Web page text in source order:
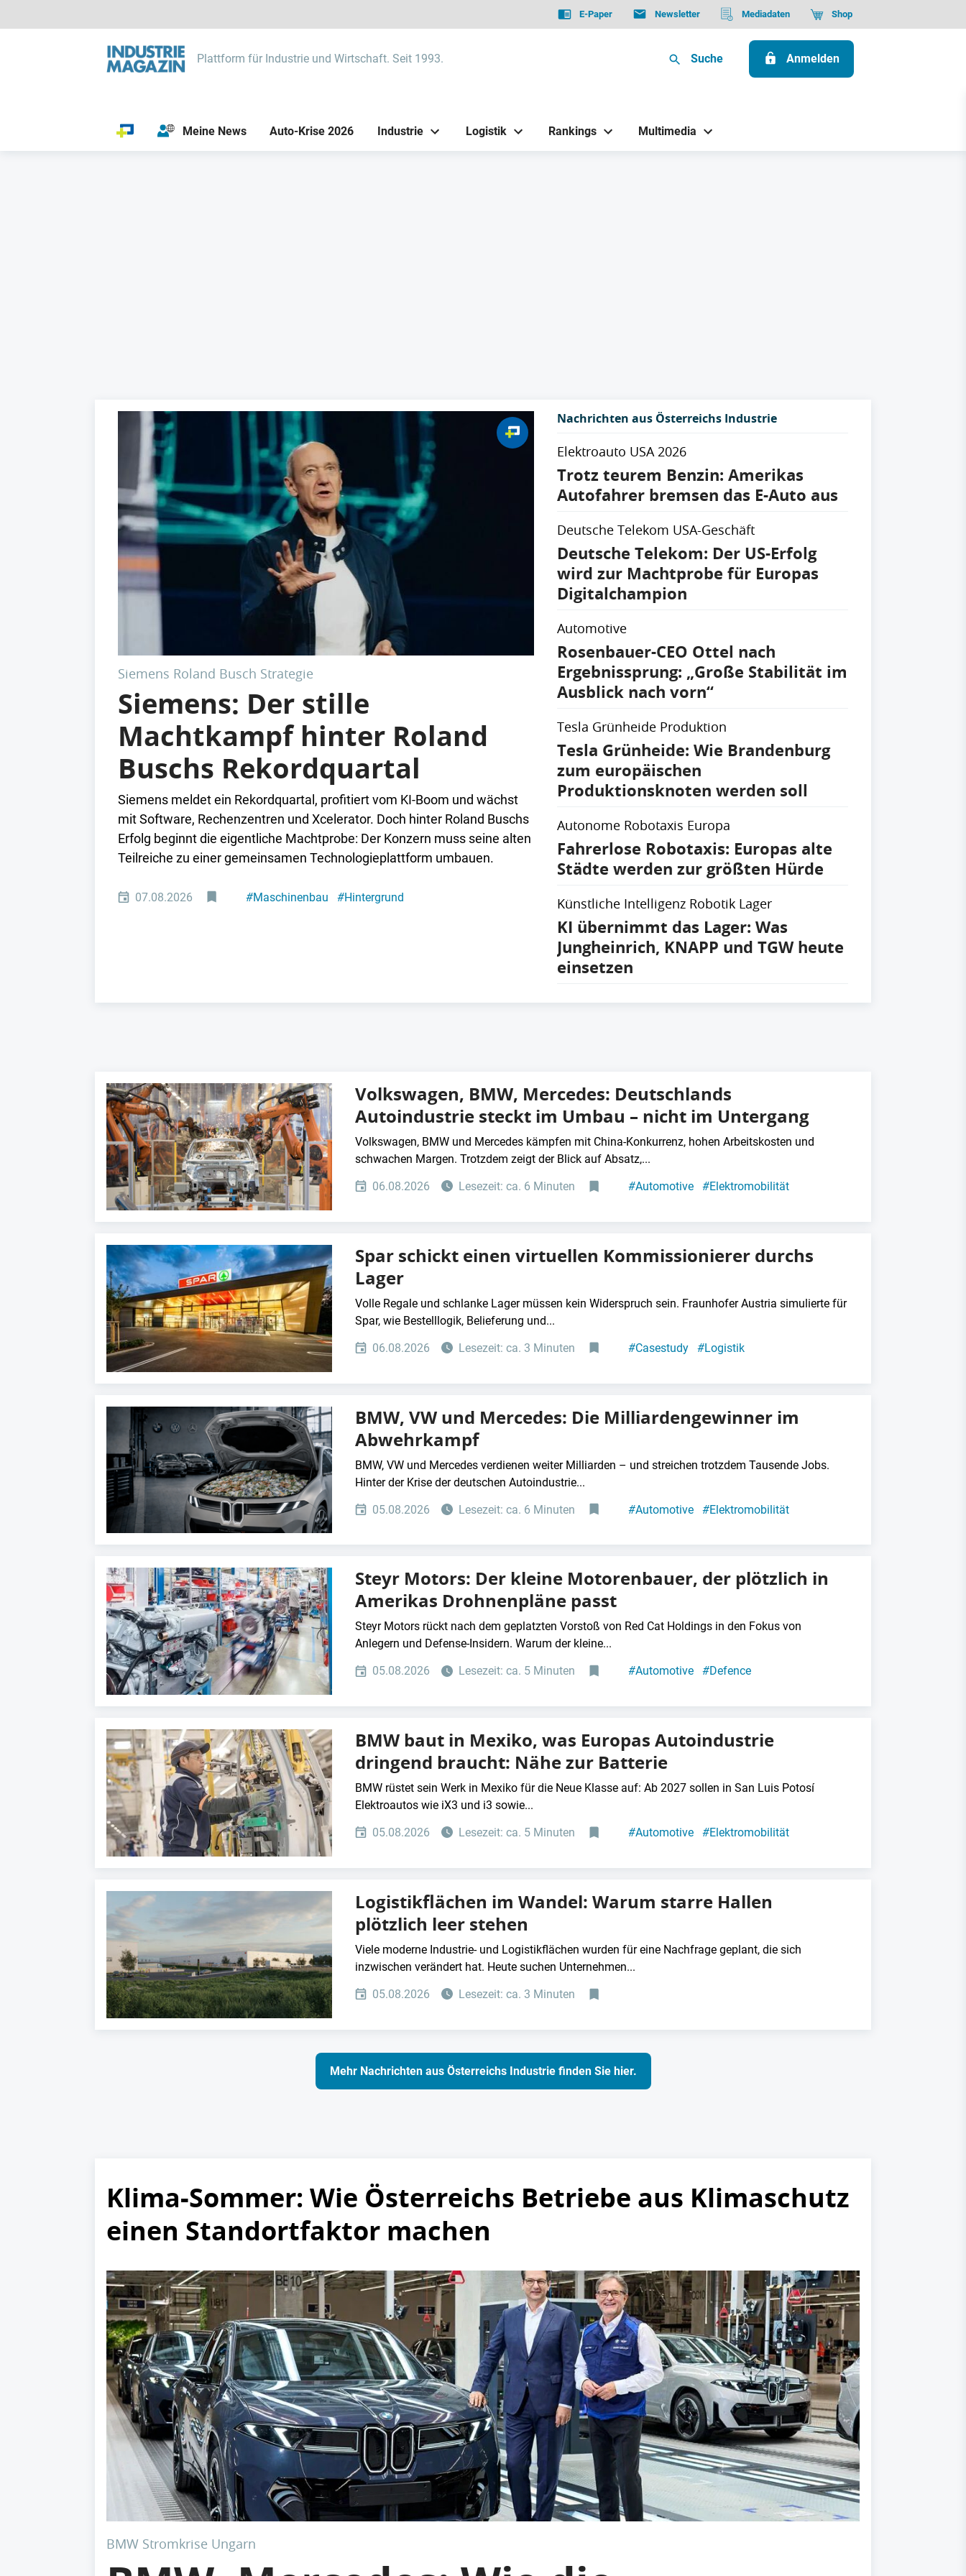
E-Paper Newsletter Mediadaten Shop
Plattform für Industrie und Wirtschaft. Seit 1993. Suche Anmelden
Meine News Auto-Krise 2026 Industrie Logistik Rankings Multimedia
Siemens Roland Busch Strategie
Siemens: Der stille
Machtkampf hinter Roland
Buschs Rekordquartal
Siemens meldet ein Rekordquartal, profitiert vom KI-Boom und wächst
mit Software, Rechenzentren und Xcelerator. Doch hinter Roland Buschs
Erfolg beginnt die eigentliche Machtprobe: Der Konzern muss seine alten
Teilreiche zu einer gemeinsamen Technologieplattform umbauen.
07.08.2026 #Maschinenbau #Hintergrund
Nachrichten aus Österreichs Industrie
Elektroauto USA 2026
Trotz teurem Benzin: Amerikas
Autofahrer bremsen das E-Auto aus
Deutsche Telekom USA-Geschäft
Deutsche Telekom: Der US-Erfolg
wird zur Machtprobe für Europas
Digitalchampion
Automotive
Rosenbauer-CEO Ottel nach
Ergebnissprung: „Große Stabilität im
Ausblick nach vorn“
Tesla Grünheide Produktion
Tesla Grünheide: Wie Brandenburg
zum europäischen
Produktionsknoten werden soll
Autonome Robotaxis Europa
Fahrerlose Robotaxis: Europas alte
Städte werden zur größten Hürde
Künstliche Intelligenz Robotik Lager
KI übernimmt das Lager: Was
Jungheinrich, KNAPP und TGW heute
einsetzen
Volkswagen, BMW, Mercedes: Deutschlands
Autoindustrie steckt im Umbau – nicht im Untergang
Volkswagen, BMW und Mercedes kämpfen mit China-Konkurrenz, hohen Arbeitskosten und
schwachen Margen. Trotzdem zeigt der Blick auf Absatz,...
06.08.2026
Lesezeit: ca. 6 Minuten #Automotive #Elektromobilität
Spar schickt einen virtuellen Kommissionierer durchs
Lager
Volle Regale und schlanke Lager müssen kein Widerspruch sein. Fraunhofer Austria simulierte für
Spar, wie Bestelllogik, Belieferung und...
06.08.2026
Lesezeit: ca. 3 Minuten #Casestudy #Logistik
BMW, VW und Mercedes: Die Milliardengewinner im
Abwehrkampf
BMW, VW und Mercedes verdienen weiter Milliarden – und streichen trotzdem Tausende Jobs.
Hinter der Krise der deutschen Autoindustrie...
05.08.2026
Lesezeit: ca. 6 Minuten #Automotive #Elektromobilität
Steyr Motors: Der kleine Motorenbauer, der plötzlich in
Amerikas Drohnenpläne passt
Steyr Motors rückt nach dem geplatzten Vorstoß von Red Cat Holdings in den Fokus von
Anlegern und Defense-Insidern. Warum der kleine...
05.08.2026
Lesezeit: ca. 5 Minuten #Automotive #Defence
BMW baut in Mexiko, was Europas Autoindustrie
dringend braucht: Nähe zur Batterie
BMW rüstet sein Werk in Mexiko für die Neue Klasse auf: Ab 2027 sollen in San Luis Potosí
Elektroautos wie iX3 und i3 sowie...
05.08.2026
Lesezeit: ca. 5 Minuten #Automotive #Elektromobilität
Logistikflächen im Wandel: Warum starre Hallen
plötzlich leer stehen
Viele moderne Industrie- und Logistikflächen wurden für eine Nachfrage geplant, die sich
inzwischen verändert hat. Heute suchen Unternehmen...
05.08.2026
Lesezeit: ca. 3 Minuten
Mehr Nachrichten aus Österreichs Industrie finden Sie hier.
Klima-Sommer: Wie Österreichs Betriebe aus Klimaschutz
einen Standortfaktor machen
BMW Stromkrise Ungarn